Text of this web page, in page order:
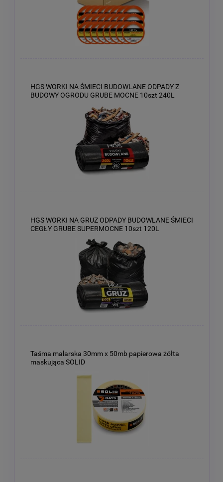
HGS WORKI NA ŚMIECI BUDOWLANE ODPADY Z
BUDOWY OGRODU GRUBE MOCNE 10szt 240L
HGS WORKI NA GRUZ ODPADY BUDOWLANE ŚMIECI
CEGŁY GRUBE SUPERMOCNE 10szt 120L
Taśma malarska 30mm x 50mb papierowa żółta
maskująca SOLID